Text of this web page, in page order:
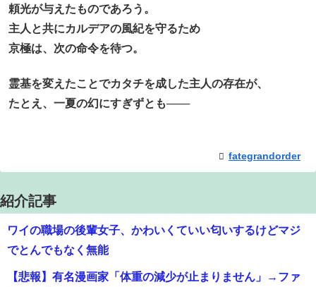
頼光が与えたものであろう。
主人と共にカルデアの風紀を守るため
京極は、次の命令を待つ。
霊基を変えたことでカタチを成した主人の存在が、
たとえ、一夏の幻にすぎずとも───
fategrandorder
紹介記事
ワイの職場の後輩女子、かわいくていい匂いするけどマジ
でとんでもなく無能
【悲報】有名漫画家「体重の減少が止まりません」→ファ